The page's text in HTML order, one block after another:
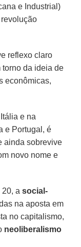
e Industrial)
reflexo claro
da ideia de
econômicas,
e na
e Portugal, é
ainda sobrevive
novo nome e
20, asocial-
na aposta em
no capitalismo,
neoliberalismo